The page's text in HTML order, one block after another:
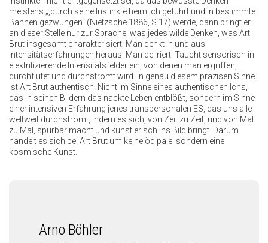
meistens „,durch seine Instinkte heimlich geführt und in bestimmte
Bahnen gezwungen“ (Nietzsche 1886, S.17) werde, dann bringt er
an dieser Stelle nur zur Sprache, was jedes wilde Denken, was Art
Brut insgesamt charakterisiert: Man denkt in und aus
Intensitätserfahrungen heraus. Man deliriert. Taucht sensorisch in
elektrifizierende Intensitätsfelder ein, von denen man ergriffen,
durchflutet und durchströmt wird. In genau diesem präzisen Sinne
ist Art Brut authentisch. Nicht im Sinne eines authentischen Ichs,
das in seinen Bildern das nackte Leben entblößt, sondern im Sinne
einer intensiven Erfahrung jenes transpersonalen ES, das uns alle
weltweit durchströmt, indem es sich, von Zeit zu Zeit, und von Mal
zu Mal, spürbar macht und künstlerisch ins Bild bringt. Darum
handelt es sich bei Art Brut um keine ödipale, sondern eine
kosmische Kunst.
Arno Böhler